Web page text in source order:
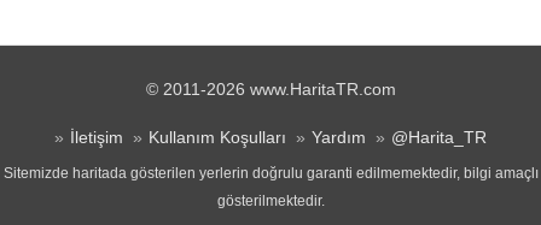
© 2011-2026 www.HaritaTR.com
İletişim Kullanım Koşulları Yardım @Harita_TR
Sitemizde haritada gösterilen yerlerin doğrulu garanti edilmemektedir, bilgi amaçlı
gösterilmektedir.